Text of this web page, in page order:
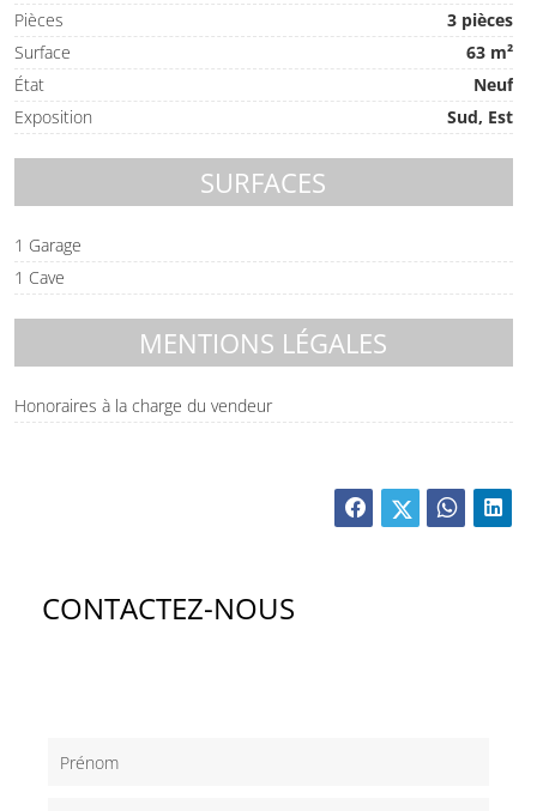
Pièces
3 pièces
Surface
63 m²
État
Neuf
Exposition
Sud, Est
SURFACES
1 Garage
1 Cave
MENTIONS LÉGALES
Honoraires à la charge du vendeur
CONTACTEZ-NOUS